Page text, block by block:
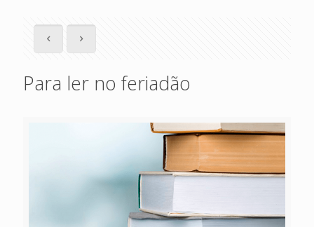
Para ler no feriadão